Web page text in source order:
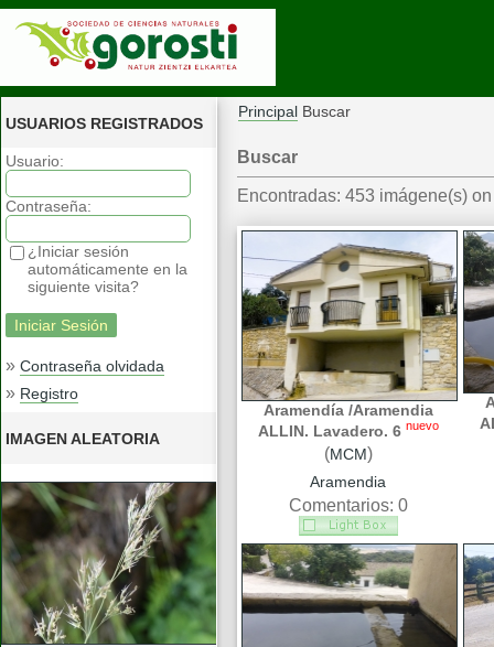
USUARIOS REGISTRADOS
Usuario:
Contraseña:
¿Iniciar sesión
automáticamente en la
siguiente visita?
» Contraseña olvidada
» Registro
IMAGEN ALEATORIA
Principal Buscar
Buscar
Encontradas: 453 imágene(s)
Aramendía /Aramendia
ALLIN. Lavadero. 6 nuevo
(MCM)
Aramendia
Comentarios: 0